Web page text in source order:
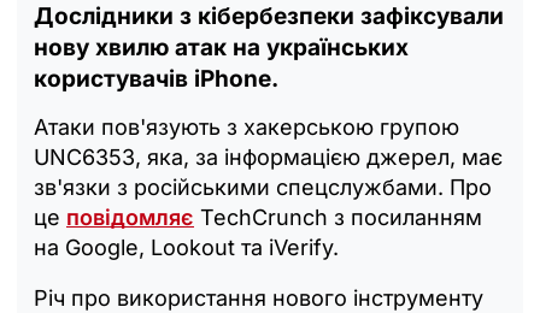
Дослідники з кібербезпеки зафіксували
нову хвилю атак на українських
користувачів iPhone.
Атаки пов'язують з хакерською групою
UNC6353, яка, за інформацією джерел, має
зв'язки з російськими спецслужбами. Про
це повідомляє TechCrunch з посиланням
на Google, Lookout та iVerify.
Річ про використання нового інструменту